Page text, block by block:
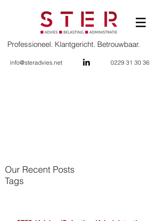
Professioneel. Klantgericht. Betrouwbaar.
info@steradvies.net 0229 31 30 36
Our Recent Posts
Tags